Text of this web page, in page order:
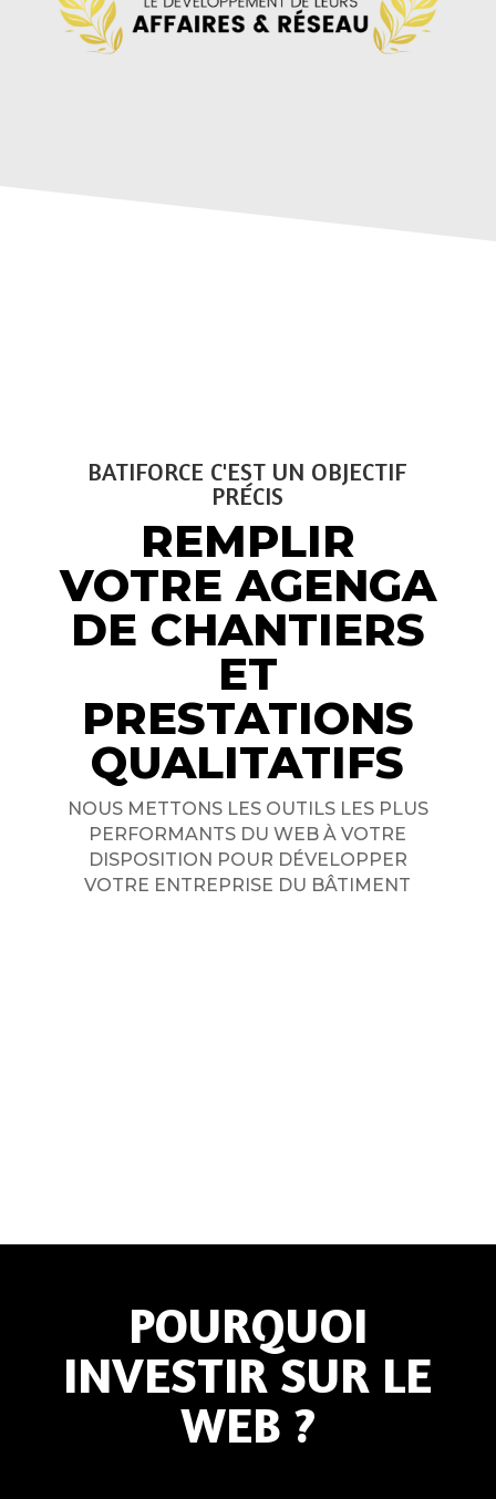
BATIFORCE C'EST UN OBJECTIF
PRÉCIS
REMPLIR
VOTRE AGENGA
DE CHANTIERS
ET
PRESTATIONS
QUALITATIFS
NOUS METTONS LES OUTILS LES PLUS
PERFORMANTS DU WEB À VOTRE
DISPOSITION POUR DÉVELOPPER
VOTRE ENTREPRISE DU BÂTIMENT
POURQUOI
INVESTIR SUR LE
WEB ?